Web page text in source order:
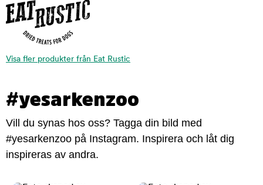
Visa fler produkter från Eat Rustic
#yesarkenzoo
Vill du synas hos oss? Tagga din bild med
#yesarkenzoo på Instagram. Inspirera och låt dig
inspireras av andra.